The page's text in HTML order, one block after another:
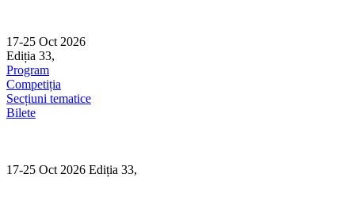
content
17-25 Oct 2026
Ediția 33,
Program
Competiția
Secțiuni tematice
Bilete
17-25 Oct 2026 Ediția 33,